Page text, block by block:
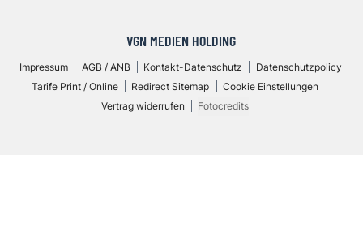
VGN MEDIEN HOLDING
Impressum AGB / ANB Kontakt-Datenschutz
Datenschutzpolicy
Tarife Print / Online
Redirect Sitemap
Cookie Einstellungen
Vertrag widerrufen
Fotocredits